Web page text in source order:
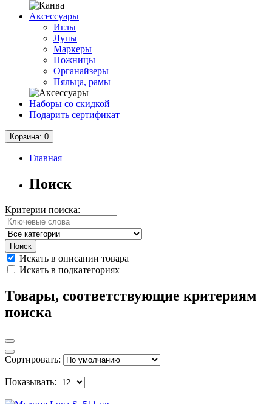
Аксессуары
Иглы
Лупы
Маркеры
Ножницы
Органайзеры
Пяльца, рамы
Наборы со скидкой
Подарить сертификат
Корзина: 0
Главная
Поиск
Критерии поиска:
Искать в описании товара
Искать в подкатегориях
Товары, соответствующие критериям
поиска
Сортировать:
Показывать: